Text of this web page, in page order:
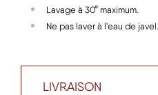
Lavage à 30° maximum.
Ne pas laver à l'eau de javel.
LIVRAISON